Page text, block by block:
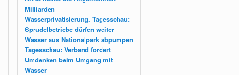
Milliarden
Wasserprivatisierung. Tagesschau:
Sprudelbetriebe dürfen weiter
Wasser aus Nationalpark abpumpen
Tagesschau: Verband fordert
Umdenken beim Umgang mit
Wasser